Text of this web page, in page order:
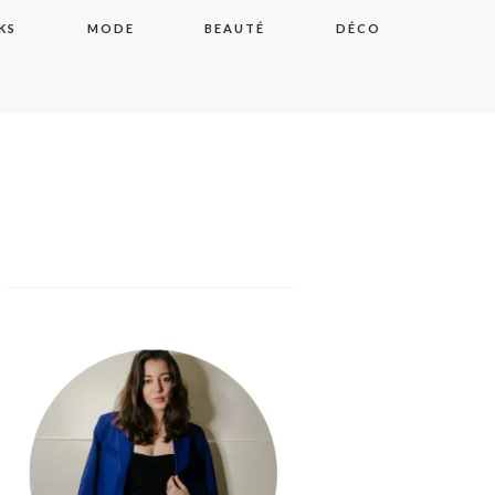
MODE BEAUTÉ DÉCO